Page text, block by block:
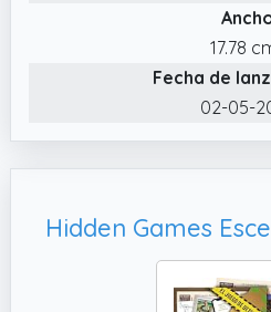
nuestros casos, cientos
jugadores no pueden
Sumergios en un caso
examinad documentos,
que comienza como
familiar termina en una
✔️ Material premium y
17.78
Fecha de
02-05-